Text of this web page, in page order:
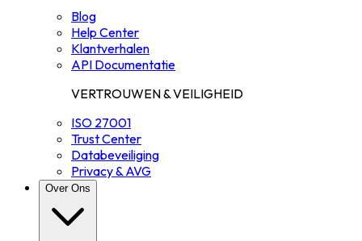
Blog
Help Center
Klantverhalen
API Documentatie
VERTROUWEN & VEILIGHEID
ISO 27001
Trust Center
Databeveiliging
Privacy & AVG
Over Ons